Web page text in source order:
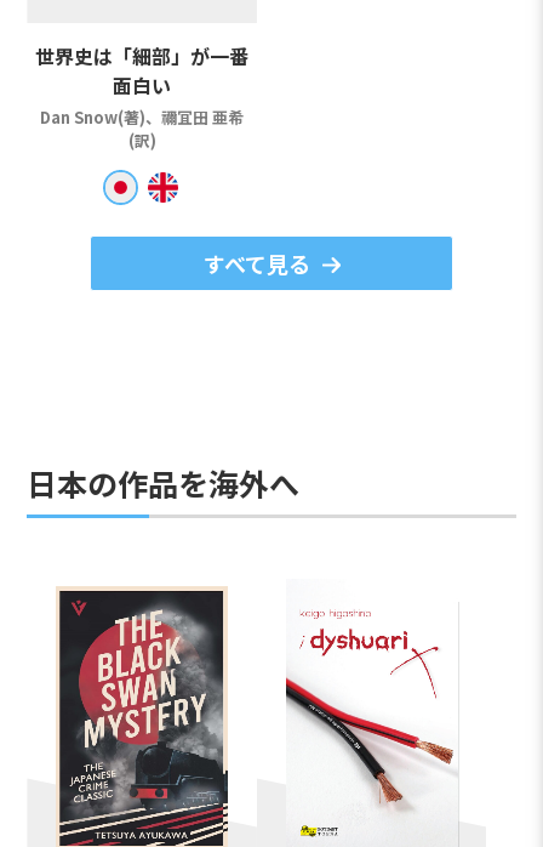
世界史は「細部」が一番
面白い
Dan Snow(著)、禰冝田 亜希
(訳)
すべて見る
日本の作品を海外へ